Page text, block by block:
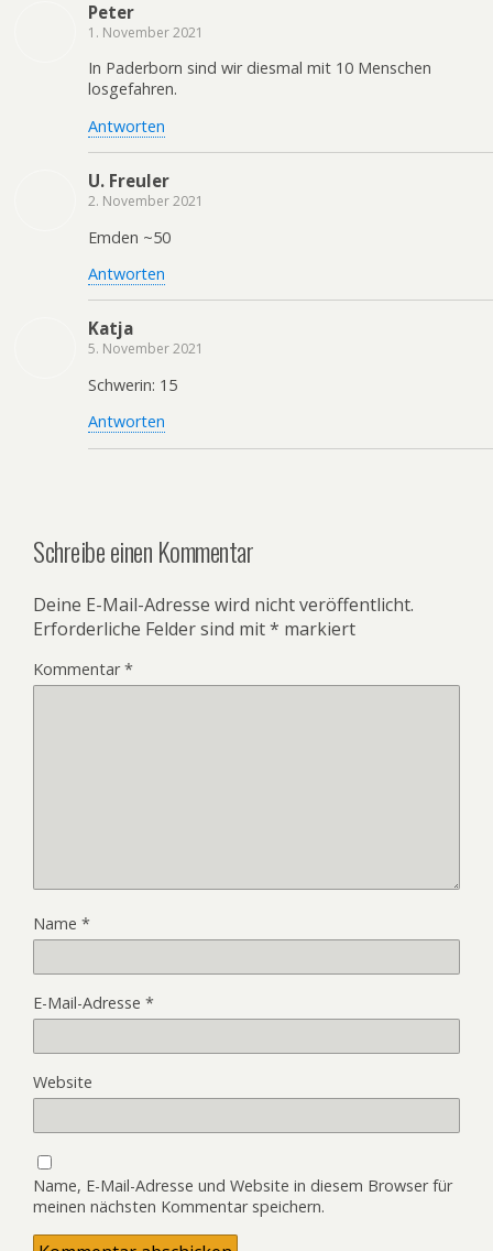
Peter
1. November 2021
In Paderborn sind wir diesmal mit 10 Menschen
losgefahren.
Antworten
U. Freuler
2. November 2021
Emden ~50
Antworten
Katja
5. November 2021
Schwerin: 15
Antworten
Schreibe einen Kommentar
Deine E-Mail-Adresse wird nicht veröffentlicht.
Erforderliche Felder sind mit* markiert
Kommentar*
Name *
E-Mail-Adresse *
Website
Name, E-Mail-Adresse und Website in diesem Browser für
meinen nächsten Kommentar speichern.